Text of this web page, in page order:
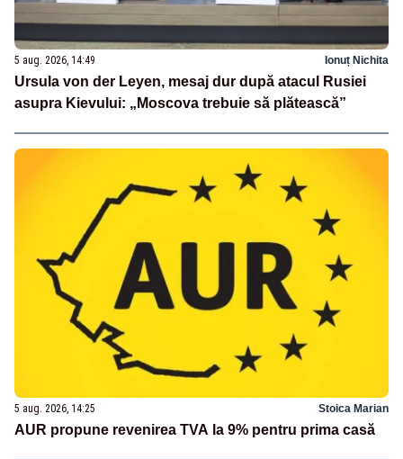
5 aug. 2026, 14:49 Ionuț Nichita
Ursula von der Leyen, mesaj dur după atacul Rusiei
asupra Kievului: „Moscova trebuie să plătească”
5 aug. 2026, 14:25 Stoica Marian
AUR propune revenirea TVA la 9% pentru prima casă